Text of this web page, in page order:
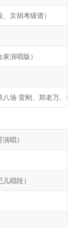
京胡考级谱）
演唱版）
场 雷刚、郑老万、
唱）
唱段）